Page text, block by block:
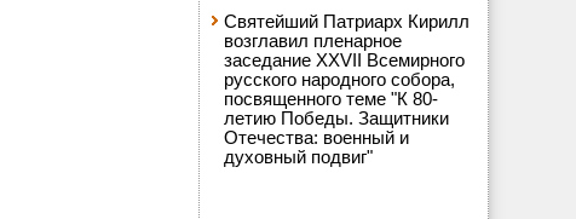
Святейший Патриарх Кирилл
возглавил пленарное
заседание XXVII Всемирного
русского народного собора,
посвященного теме "К 80-
летию Победы. Защитники
Отечества: военный и
духовный подвиг"